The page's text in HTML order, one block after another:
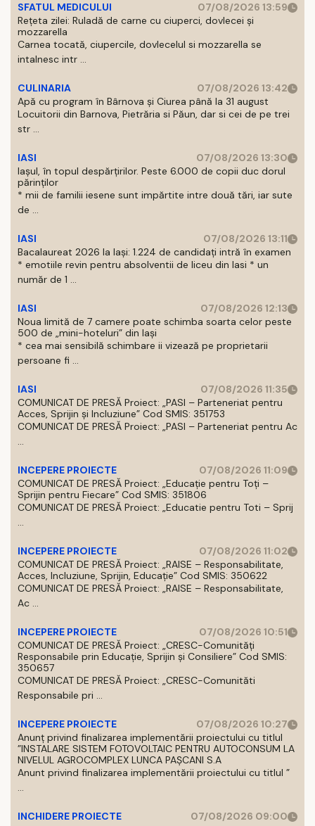
SFATUL MEDICULUI
07/08/2026 13:59
Rețeta zilei: Ruladă de carne cu ciuperci, dovlecei și
mozzarella
Carnea tocată, ciupercile, dovlecelul si mozzarella se
intalnesc intr ...
CULINARIA
07/08/2026 13:42
Apă cu program în Bârnova și Ciurea până la 31 august
Locuitorii din Barnova, Pietrăria si Păun, dar si cei de pe trei
str ...
IASI
07/08/2026 13:30
Iașul, în topul despărțirilor. Peste 6.000 de copii duc dorul
părinților
* mii de familii iesene sunt impărtite intre două tări, iar sute
de ...
IASI
07/08/2026 13:11
Bacalaureat 2026 la Iași: 1.224 de candidați intră în examen
* emotiile revin pentru absolventii de liceu din Iasi * un
număr de 1 ...
IASI
07/08/2026 12:13
Noua limită de 7 camere poate schimba soarta celor peste
500 de „mini-hoteluri” din Iași
* cea mai sensibilă schimbare ii vizează pe proprietarii
persoane fi ...
IASI
07/08/2026 11:35
COMUNICAT DE PRESĂ Proiect: „PASI – Parteneriat pentru
Acces, Sprijin și Incluziune” Cod SMIS: 351753
COMUNICAT DE PRESĂ Proiect: „PASI – Parteneriat pentru Ac
...
INCEPERE PROIECTE
07/08/2026 11:09
COMUNICAT DE PRESĂ Proiect: „Educație pentru Toți –
Sprijin pentru Fiecare” Cod SMIS: 351806
COMUNICAT DE PRESĂ Proiect: „Educatie pentru Toti – Sprij
...
INCEPERE PROIECTE
07/08/2026 11:02
COMUNICAT DE PRESĂ Proiect: „RAISE – Responsabilitate,
Acces, Incluziune, Sprijin, Educație” Cod SMIS: 350622
COMUNICAT DE PRESĂ Proiect: „RAISE – Responsabilitate,
Ac ...
INCEPERE PROIECTE
07/08/2026 10:51
COMUNICAT DE PRESĂ Proiect: „CRESC-Comunități
Responsabile prin Educație, Sprijin și Consiliere” Cod SMIS:
350657
COMUNICAT DE PRESĂ Proiect: „CRESC-Comunităti
Responsabile pri ...
INCEPERE PROIECTE
07/08/2026 10:27
Anunț privind finalizarea implementării proiectului cu titlul
”INSTALARE SISTEM FOTOVOLTAIC PENTRU AUTOCONSUM LA
NIVELUL AGROCOMPLEX LUNCA PAȘCANI S.A
Anunt privind finalizarea implementării proiectului cu titlul ”
...
INCHIDERE PROIECTE 07/08/2026 09:00